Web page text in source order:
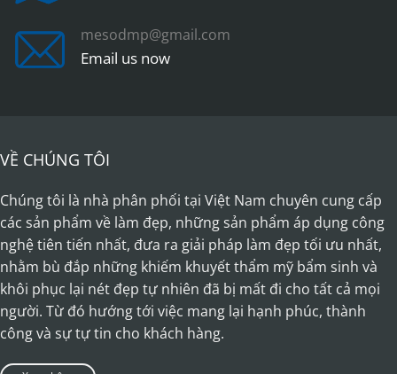
product
page
mesodmp@gmail.com
Email us now
VỀ CHÚNG TÔI
Chúng tôi là nhà phân phối tại Việt Nam chuyên cung cấp
các sản phẩm về làm đẹp, những sản phẩm áp dụng công
nghệ tiên tiến nhất, đưa ra giải pháp làm đẹp tối ưu nhất,
nhằm bù đắp những khiếm khuyết thẩm mỹ bẩm sinh và
khôi phục lại nét đẹp tự nhiên đã bị mất đi cho tất cả mọi
người. Từ đó hướng tới việc mang lại hạnh phúc, thành
công và sự tự tin cho khách hàng.